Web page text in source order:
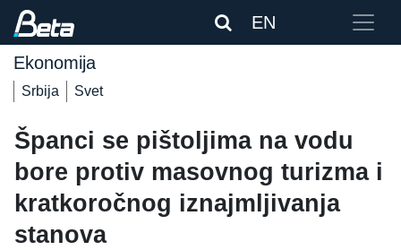
EN
Ekonomija
Srbija Svet
Španci se pištoljima na vodu
bore protiv masovnog turizma i
kratkoročnog iznajmljivanja
stanova